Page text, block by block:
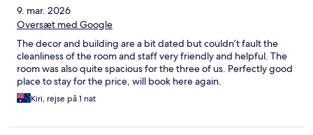
9. mar. 2026
Oversæt med Google
The decor and building are a bit dated but couldn’t fault the
cleanliness of the room and staff very friendly and helpful. The
room was also quite spacious for the three of us. Perfectly good
place to stay for the price, will book here again.
Kiri, rejse på 1 nat